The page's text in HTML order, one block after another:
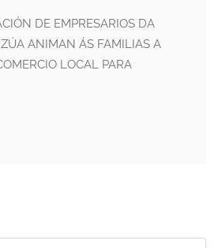
DE EMPRESARIOS DA
ANIMAN ÁS FAMILIAS A
LOCAL PARA